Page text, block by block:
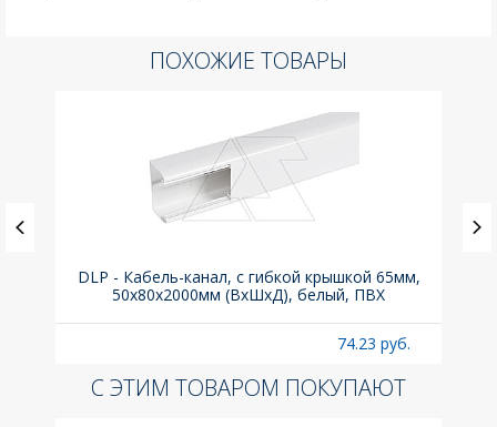
ПОХОЖИЕ ТОВАРЫ
DLP - Кабель-канал, с гибкой крышкой 65мм,
50x80х2000мм (ВхШхД), белый, ПВХ
74.23 руб.
С ЭТИМ ТОВАРОМ ПОКУПАЮТ